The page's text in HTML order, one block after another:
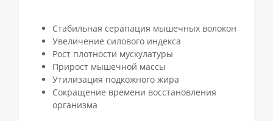
Стабильная серапация мышечных волокон
Увеличение силового индекса
Рост плотности мускулатуры
Прирост мышечной массы
Утилизация подкожного жира
Сокращение времени восстановления
организма